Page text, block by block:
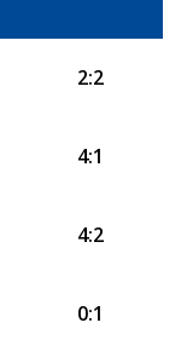
2:2
4:1
4:2
0:1